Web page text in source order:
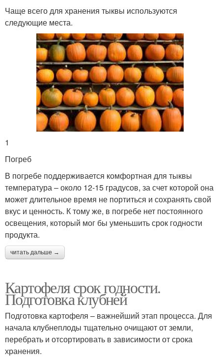
Чаще всего для хранения тыквы используются
следующие места.
1
Погреб
В погребе поддерживается комфортная для тыквы
температура – около 12-15 градусов, за счет которой она
может длительное время не портиться и сохранять свой
вкус и ценность. К тому же, в погребе нет постоянного
освещения, который мог бы уменьшить срок годности
продукта.
читать дальше →
Картофеля срок годности.
Подготовка клубней
Подготовка картофеля – важнейший этап процесса. Для
начала клубнеплоды тщательно очищают от земли,
перебрать и отсортировать в зависимости от срока
хранения.